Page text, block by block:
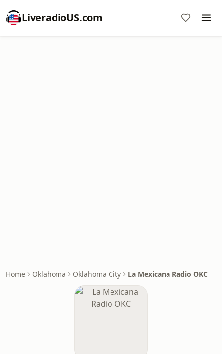
LiveradioUS.com
Home Oklahoma Oklahoma City La Mexicana Radio OKC